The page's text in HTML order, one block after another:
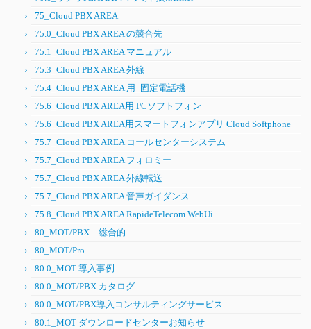
75_Cloud PBX AREA
75.0_Cloud PBX AREA の競合先
75.1_Cloud PBX AREA マニュアル
75.3_Cloud PBX AREA 外線
75.4_Cloud PBX AREA 用_固定電話機
75.6_Cloud PBX AREA用 PCソフトフォン
75.6_Cloud PBX AREA用スマートフォンアプリ Cloud Softphone
75.7_Cloud PBX AREA コールセンターシステム
75.7_Cloud PBX AREA フォロミー
75.7_Cloud PBX AREA 外線転送
75.7_Cloud PBX AREA 音声ガイダンス
75.8_Cloud PBX AREA RapideTelecom WebUi
80_MOT/PBX 総合的
80_MOT/Pro
80.0_MOT 導入事例
80.0_MOT/PBX カタログ
80.0_MOT/PBX導入コンサルティングサービス
80.1_MOT ダウンロードセンターお知らせ